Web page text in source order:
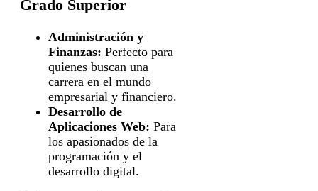
Grado Superior
Administración y
Finanzas: Perfecto para
quienes buscan una
carrera en el mundo
empresarial y financiero.
Desarrollo de
Aplicaciones Web: Para
los apasionados de la
programación y el
desarrollo digital.